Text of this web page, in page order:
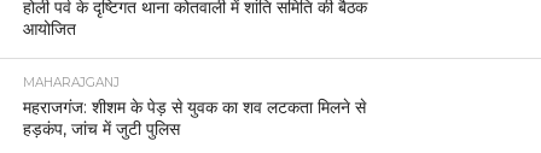
होली पर्व के दृष्टिगत थाना कोतवाली में शांति समिति की बैठक
आयोजित
MAHARAJGANJ
महराजगंज: शीशम के पेड़ से युवक का शव लटकता मिलने से
हड़कंप, जांच में जुटी पुलिस